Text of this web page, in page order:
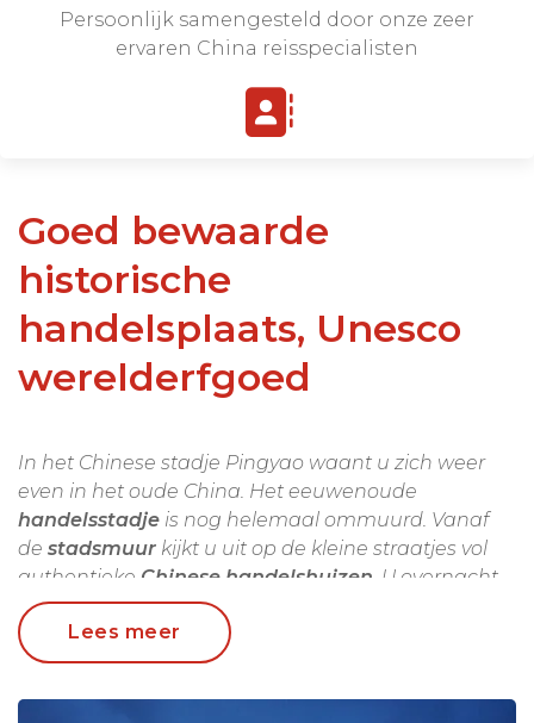
Offerte aanvragen
Persoonlijk samengesteld door onze zeer
ervaren China reisspecialisten
Goed bewaarde
historische
handelsplaats, Unesco
werelderfgoed
In het Chinese stadje Pingyao waant u zich weer
even in het oude China. Het eeuwenoude
handelsstadje is nog helemaal ommuurd. Vanaf
de stadsmuur kijkt u uit op de kleine straatjes vol
authentieke Chinese handelshuizen . U overnacht
in een sfeervol traditioneel courtyardhotel binnen
de stadsmuren van de oude stad.
Lees meer